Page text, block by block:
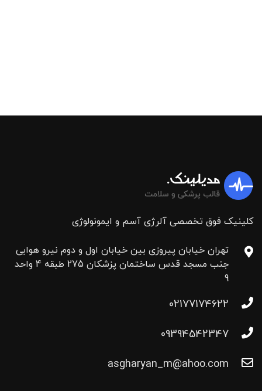
کلینیک فوق تخصصی آلرژی آسم و ایمونولوژی
تهران خیابان پیروزی بین خیابان اول و دوم نیرو هوایی
جنب مسجد قدس ساختمان پزشکان 275 طبقه 4 واحد
9
02177174622
09394542347
asgharyan_m@ahoo.com